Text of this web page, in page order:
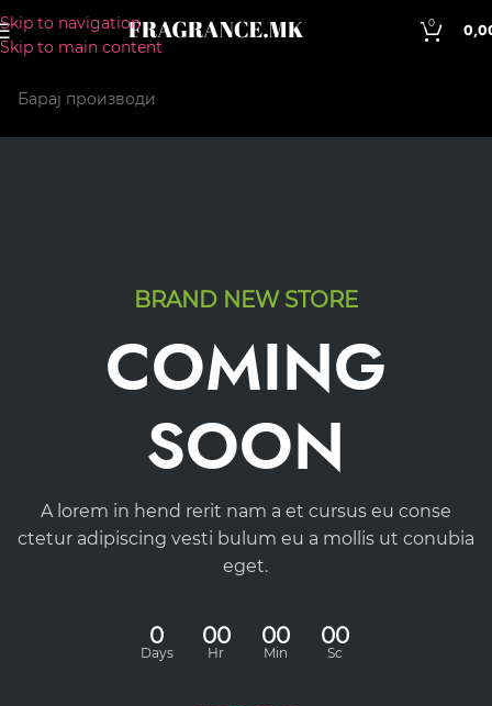
Skip to navigation
Skip to main content
0
BRAND NEW STORE
COMING
SOON
A lorem in hend rerit nam a et cursus eu conse
ctetur adipiscing vesti bulum eu a mollis ut conubia
eget.
0
Days
00
Hr
00
Min
00
Sc